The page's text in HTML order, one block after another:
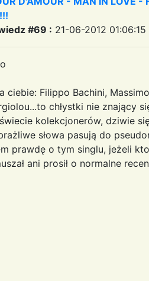
#69 : 21-06-2012 01:06:15
ciebie: Filippo Bachini,
chłystki nie znający
kolekcjonerów, dziwie
słowa pasują do
prawdę o tym singlu, jeżeli
ani prosił o normalne